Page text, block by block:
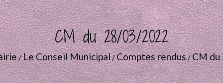
CM du 28/03/2022
/Le Conseil Municipal/Comptes rendus/CM